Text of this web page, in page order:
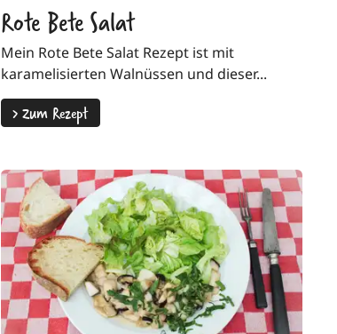
Rote Bete Salat
Mein Rote Bete Salat Rezept ist mit
karamelisierten Walnüssen und dieser...
>Zum Rezept